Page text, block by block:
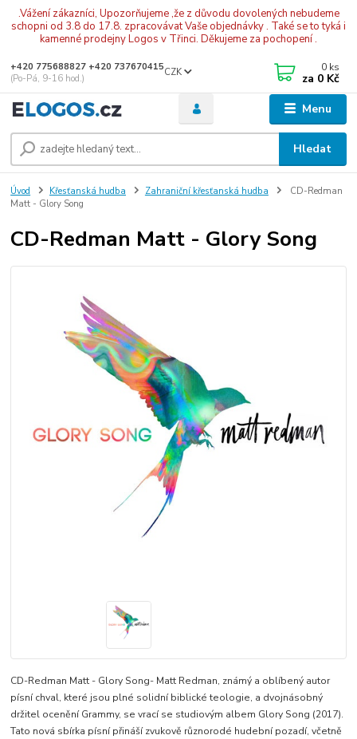
.Vážení zákazníci, Upozorňujeme ,že z důvodu dovolených nebudeme
schopni od 3.8 do 17.8. zpracovávat Vaše objednávky . Také se to tyká i
kamenné prodejny Logos v Třinci. Děkujeme za pochopení .
Menu
CZK
Hledat
+420 775688827 +420 737670415
(Po-Pá, 9-16 hod.)
0 ks
za 0 Kč
Úvod Křesťanská hudba Zahraniční křesťanská hudba
CD-Redman
Matt - Glory Song
CD-Redman Matt - Glory Song
CD-Redman Matt - Glory Song- Matt Redman, známý a oblíbený autor
písní chval, které jsou plné solidní biblické teologie, a dvojnásobný
držitel ocenění Grammy, se vrací se studiovým albem Glory Song (2017).
Tato nová sbírka písní přináší zvukově různorodé hudební pozadí, včetně